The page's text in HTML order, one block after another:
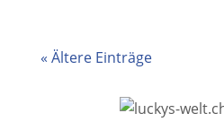
« Ältere Einträge